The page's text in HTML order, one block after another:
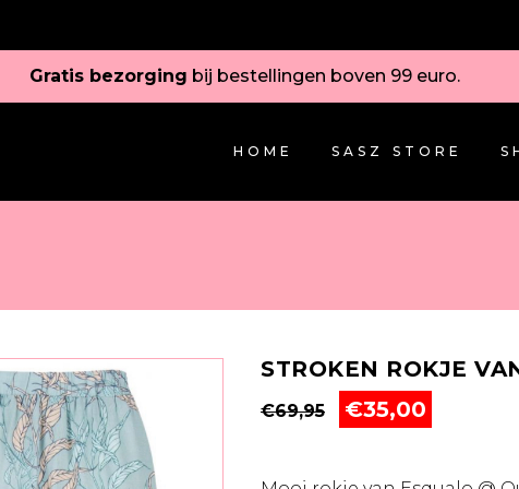
Gratis bezorging bij bestellingen boven 99 euro.
HOME SASZ STORE
STROKEN ROKJE
€69,95
Oorspronkelijke
prijs
€69,95.
€35,00
prijs
€35,00.